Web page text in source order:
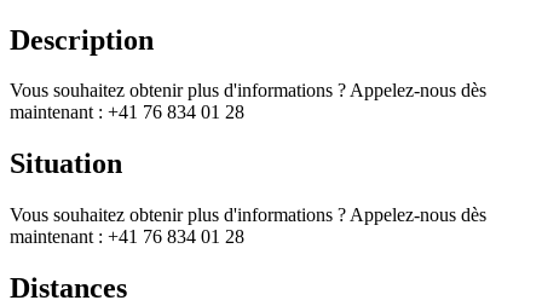
Description
Vous souhaitez obtenir plus d'informations ? Appelez-nous dès
maintenant : +41 76 834 01 28
Situation
Vous souhaitez obtenir plus d'informations ? Appelez-nous dès
maintenant : +41 76 834 01 28
Distances